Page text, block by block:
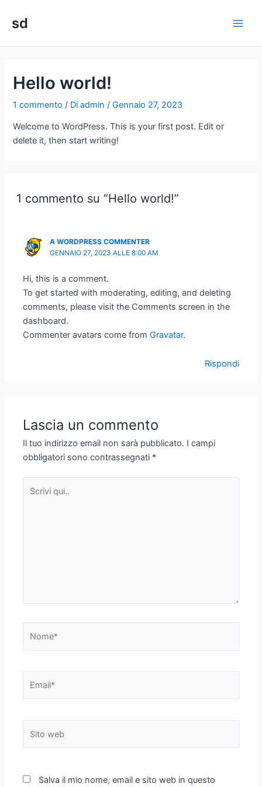
sd
Hello world!
1 commento / Diadmin/Gennaio 27, 2023
Welcome to WordPress. This is your first post. Edit or
delete it, then start writing!
1 commento su “Hello world!”
A WORDPRESS COMMENTER
GENNAIO 27, 2023 ALLE 8:00 AM
Hi, this is a comment.
To get started with moderating, editing, and deleting
comments, please visit the Comments screen in the
dashboard.
Commenter avatars come fromGravatar.
Rispondi
Lascia un commento
Il tuo indirizzo email non sarà pubblicato. I campi
obbligatori sono contrassegnati *
qui..
web
Salva il mio nome, email e sito web in questo